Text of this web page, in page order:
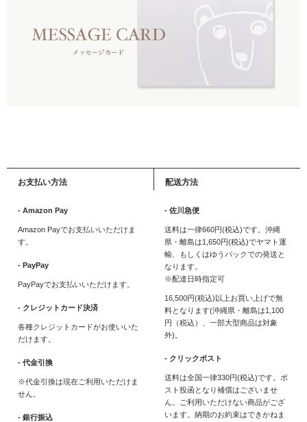
お支払い方法
- Amazon Pay
Amazon Payでお支払いいただけま
す。
- PayPay
PayPayでお支払いいただけます。
- クレジットカード決済
各種クレジットカードがお使いいた
だけます。
- 代金引換
※代金引換は現在ご利用いただけま
せん。
- 銀行振込
配送方法
- 佐川急便
送料は一律660円(税込)です。沖縄
県・離島は1,650円(税込)でヤマト運
輸、もしくはゆうパックでの発送と
なります。
※配達日時指定可
16,500円(税込)以上お買い上げで無
料となります(沖縄県・離島は1,100
円（税込）、一部大型商品は対象
外)。
- クリックポスト
送料は全国一律330円(税込)です。ポ
スト投函となり補償はございませ
ん。ご利用いただけない商品がござ
います。納期のお約束はできかねま